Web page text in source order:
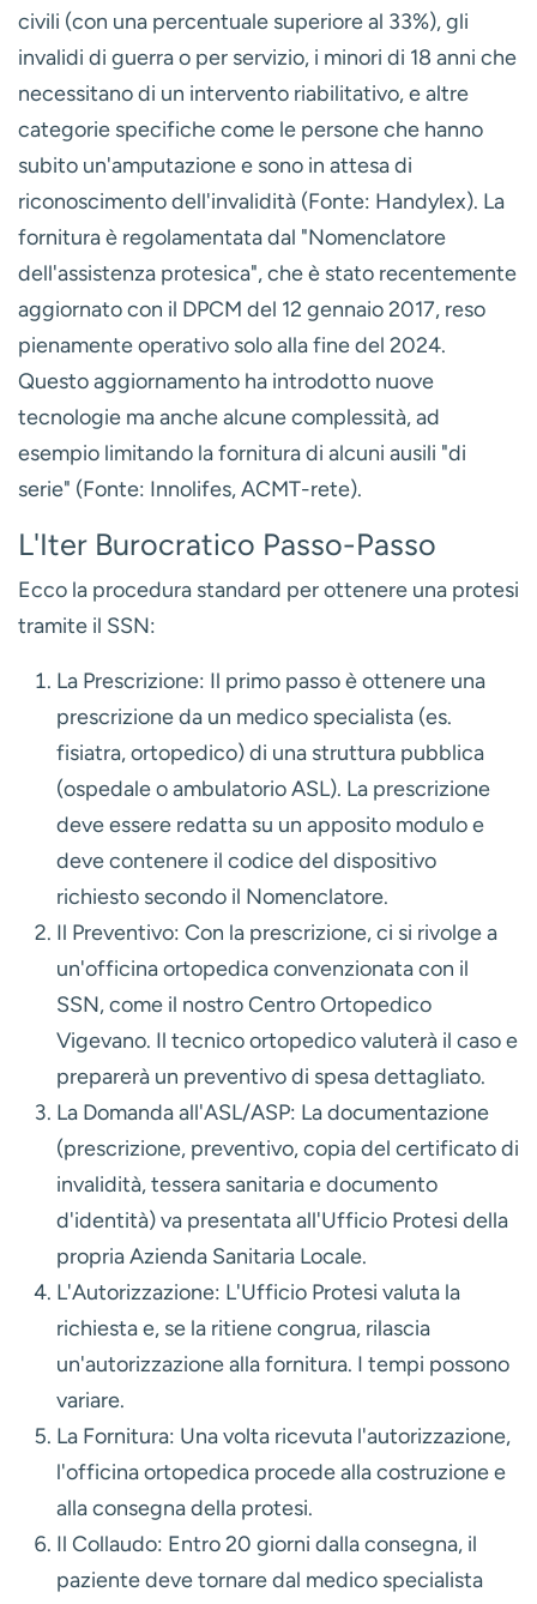
Navigare il Sistema: Ottenere la
Protesi tramite il Servizio
Sanitario Nazionale (SSN)
In Italia, le persone con invalidità riconosciuta hanno
diritto alla fornitura di protesi e ausili a carico del
Servizio Sanitario Nazionale, secondo quanto
stabilito daiLivelli Essenziali di Assistenza (LEA)
Sebbene l'iter burocratico possa sembrare
complesso, conoscere i passaggi corretti è il primo
Gli Aventi Diritto e i Nuovi LEA
Hanno diritto alle prestazioni protesiche gli invalidi
civili (con una percentuale superiore al 33%), gli
invalidi di guerra o per servizio, i minori di 18 anni che
necessitano di un intervento riabilitativo, e altre
categorie specifiche come le persone che hanno
subito un'amputazione e sono in attesa di
riconoscimento dell'invalidità (Fonte: Handylex). La
fornitura è regolamentata dal "Nomenclatore
dell'assistenza protesica", che è stato recentemente
aggiornato con il DPCM del 12 gennaio 2017, reso
pienamente operativo solo alla fine del 2024.
Questo aggiornamento ha introdotto nuove
tecnologie ma anche alcune complessità, ad
esempio limitando la fornitura di alcuni ausili "di
serie" (Fonte: Innolifes, ACMT-rete).
L'Iter Burocratico Passo-Passo
Ecco la procedura standard per ottenere una protesi
tramite il SSN:
La Prescrizione:Il primo passo è ottenere una
prescrizione da unmedico specialista(es.
fisiatra, ortopedico) di una struttura pubblica
(ospedale o ambulatorio ASL). La prescrizione
deve essere redatta su un apposito modulo e